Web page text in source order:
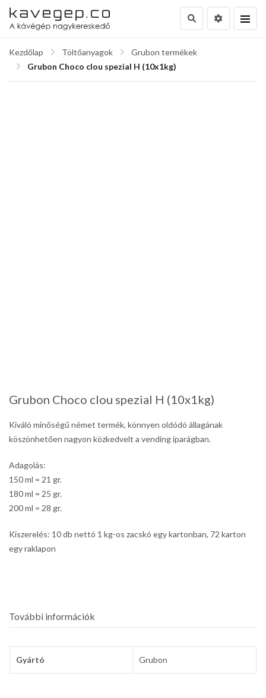
Kezdőlap Töltőanyagok
Grubon termékek
Grubon Choco clou spezial H (10x1kg)
Grubon Choco clou spezial H (10x1kg)
Kiváló minőségű német termék, könnyen oldódó állagának
köszönhetően nagyon közkedvelt a vending iparágban.
Adagolás:
150 ml = 21 gr.
180 ml = 25 gr.
200 ml = 28 gr.
Kiszerelés: 10 db nettó 1 kg-os zacskó egy kartonban, 72 karton
egy raklapon
További információk
Gyártó Grubon